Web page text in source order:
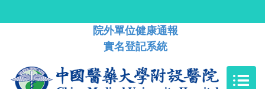
院外單位健康通報
實名登記系統